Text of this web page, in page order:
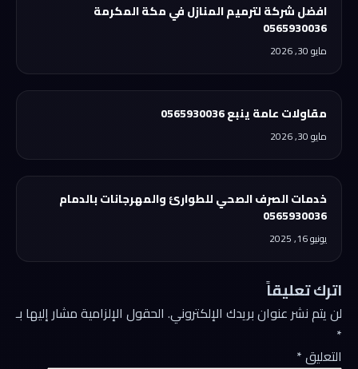
افضل شركة لترميم المنازل في مكة المكرمة
0565930036
مايو 30, 2026
مقاولات عامة ينبع 0565930036
مايو 30, 2026
خدمات الصرف الصحي للطوارئ والمهرجانات بالدمام
0565930036
يونيو 16, 2025
اترك تعليقاً
لن يتم نشر عنوان بريدك الإلكتروني. الحقول الإلزامية مشار إليها بـ
*
التعليق*